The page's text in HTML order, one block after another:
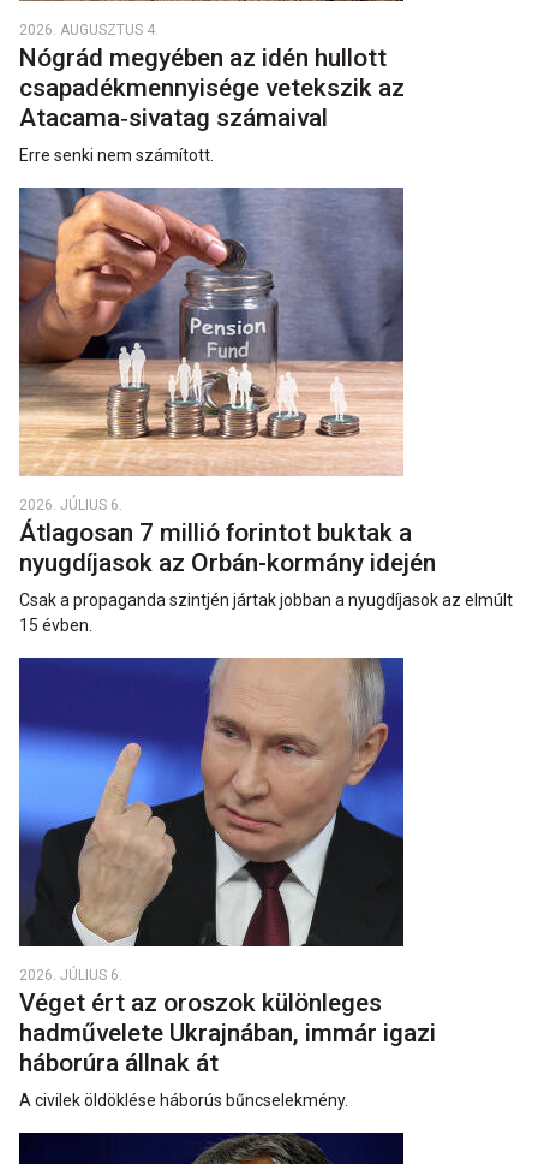
2026. AUGUSZTUS 4.
Nógrád megyében az idén hullott
csapadékmennyisége vetekszik az
Atacama‑sivatag számaival
Erre senki nem számított.
2026. JÚLIUS 6.
Átlagosan 7 millió forintot buktak a
nyugdíjasok az Orbán-kormány idején
Csak a propaganda szintjén jártak jobban a nyugdíjasok az elmúlt
15 évben.
2026. JÚLIUS 6.
Véget ért az oroszok különleges
hadművelete Ukrajnában, immár igazi
háborúra állnak át
A civilek öldöklése háborús bűncselekmény.